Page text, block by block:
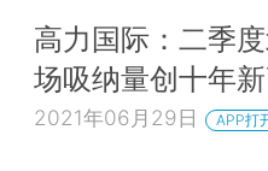
高力国际：二季
场吸纳量创十年
2021年06月29日 APP打